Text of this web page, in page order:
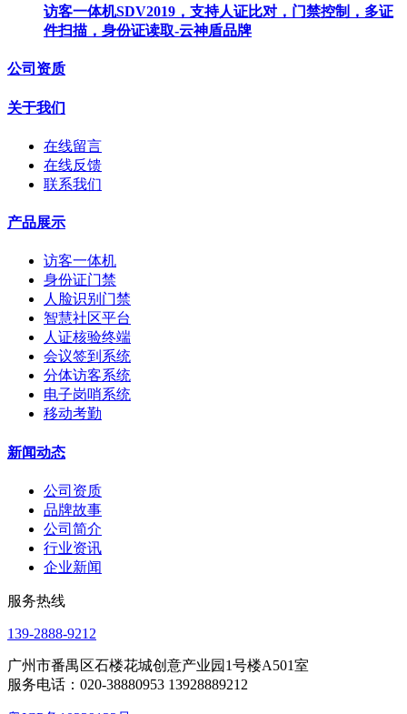
访客一体机SDV2019，支持人证比对，门禁控制，多证
件扫描，身份证读取-云神盾品牌
公司资质
关于我们
在线留言
在线反馈
联系我们
产品展示
访客一体机
身份证门禁
人脸识别门禁
智慧社区平台
人证核验终端
会议签到系统
分体访客系统
电子岗哨系统
移动考勤
新闻动态
公司资质
品牌故事
公司简介
行业资讯
企业新闻
服务热线
139-2888-9212
广州市番禺区石楼花城创意产业园1号楼A501室
服务电话：020-38880953 13928889212